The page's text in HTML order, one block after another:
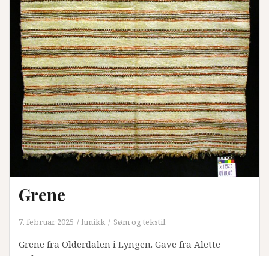
Grene
7. februar 2025 hmikk Søm og tekstil
Grene fra Olderdalen i Lyngen. Gave fra Alette